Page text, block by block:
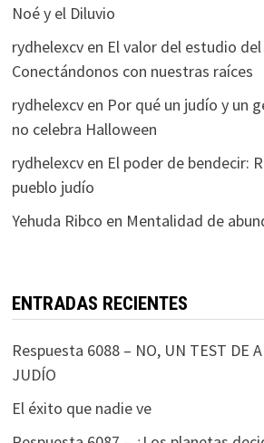
Noé y el Diluvio
rydhelexcven El valor del estudio del
Conectándonos con nuestras raíces
rydhelexcven Por qué un judío y un
no celebra Halloween
rydhelexcven El poder de bendecir:
pueblo judío
Yehuda Ribco en Mentalidad de
ENTRADAS RECIENTES
Respuesta 6088 – NO, UN TEST DE
JUDÍO
El éxito que nadie ve